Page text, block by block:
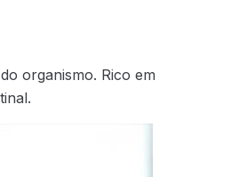
organismo. Rico em